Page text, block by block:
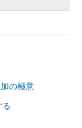
の極意
る